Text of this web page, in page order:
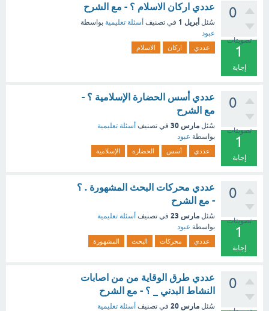
0
تصويتات
1
إجابة
عددي اركان الاسلام ؟ - مع الشرح
سُئل أبريل 1 في تصنيف أسئلة تعليمية بواسطة
عبود
عددي اركان الاسلام
0
تصويتات
1
إجابة
عددي أسس الحضارة الإسلامية ؟ -
مع الشرح
سُئل مارس 30 في تصنيف أسئلة تعليمية
بواسطة عبود
عددي أسس الحضارة الإسلامية
0
تصويتات
1
إجابة
عددي محركات البحث المشهورة . ؟
- مع الشرح
سُئل مارس 23 في تصنيف أسئلة تعليمية
بواسطة عبود
عددي محركات البحث المشهورة
0
عددي طرق الوقاية من من اصابات
النشاط البدني _ ؟ - مع الشرح
سُئل مارس 20 في تصنيف أسئلة تعليمية